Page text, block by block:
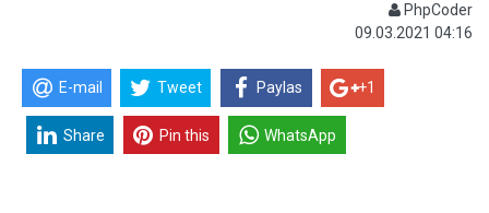
PhpCoder
09.03.2021 04:16
E-mail Tweet Paylas +1
Share Pin this WhatsApp